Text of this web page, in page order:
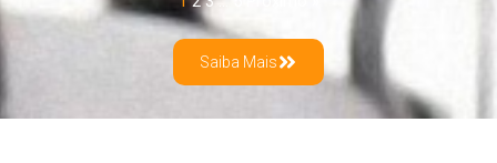
Saiba Mais